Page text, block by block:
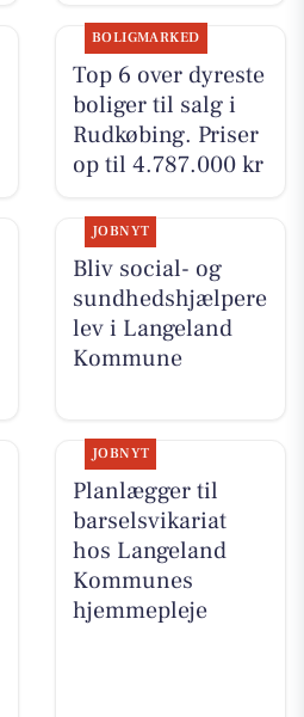
BOLIGMARKED
Top 6 over dyreste
boliger til salg i
Rudkøbing. Priser
op til 4.787.000 kr
JOBNYT
Bliv social- og
sundhedshjælpere
lev i Langeland
Kommune
JOBNYT
Planlægger til
barselsvikariat
hos Langeland
Kommunes
hjemmepleje